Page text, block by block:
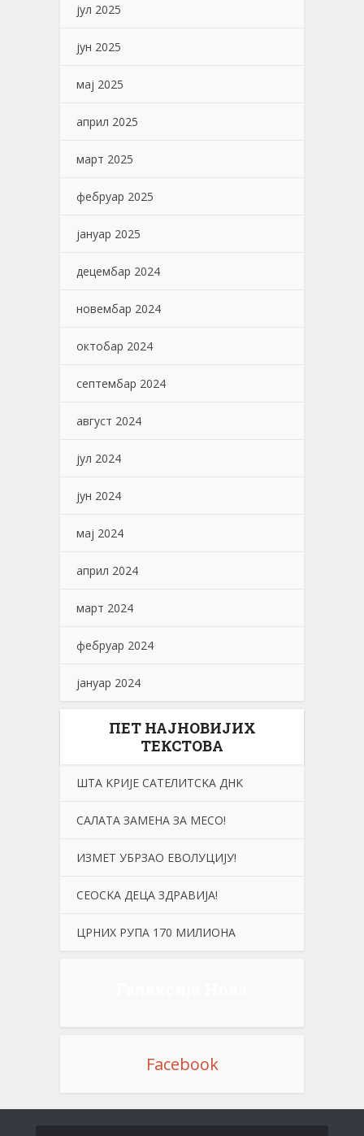
јул 2025
јун 2025
мај 2025
април 2025
март 2025
фебруар 2025
јануар 2025
децембар 2024
новембар 2024
октобар 2024
септембар 2024
август 2024
јул 2024
јун 2024
мај 2024
април 2024
март 2024
фебруар 2024
јануар 2024
ПЕТ НАЈНОВИЈИХ
ТЕКСТОВА
ШТА KРИЈЕ САТЕЛИТСKА ДНK
САЛАТА ЗАМЕНА ЗА МЕСО!
ИЗМЕТ УБРЗАО ЕВОЛУЦИЈУ!
СЕОСKА ДЕЦА ЗДРАВИЈА!
ЦРНИХ РУПА 170 МИЛИОНА
Facebook